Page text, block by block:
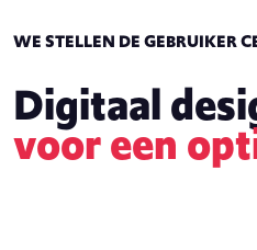
WE STELLEN DE GEBRUIKER
Digitaal
voor een